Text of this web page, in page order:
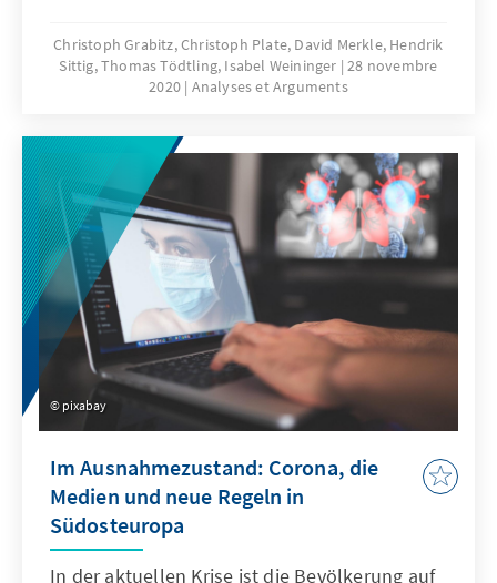
Christoph Grabitz, Christoph Plate, David Merkle, Hendrik
Sittig, Thomas Tödtling, Isabel Weininger 28 novembre
2020 Analyses et Arguments
pixabay
Im Ausnahmezustand: Corona, die
Medien und neue Regeln in
Südosteuropa
In der aktuellen Krise ist die Bevölkerung auf